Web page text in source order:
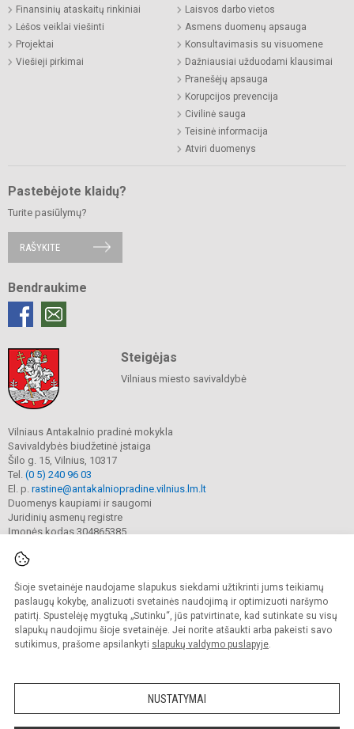
Šioje svetainėje naudojame slapukus siekdami užtikrinti jums teikiamų
paslaugų kokybę, analizuoti svetainės naudojimą ir optimizuoti naršymo
patirtį. Spustelėję mygtuką „Sutinku“, jūs patvirtinate, kad sutinkate su visų
slapukų naudojimu šioje svetainėje. Jei norite atšaukti arba pakeisti savo
sutikimus, prašome apsilankyti slapukų valdymo puslapyje.
NUSTATYMAI
Finansinių ataskaitų rinkiniai
Lėšos veiklai viešinti
Projektai
Viešieji pirkimai
Laisvos darbo vietos
Asmens duomenų apsauga
Konsultavimasis su visuomene
Dažniausiai užduodami klausimai
Pranešėjų apsauga
Korupcijos prevencija
Civilinė sauga
Teisinė informacija
Atviri duomenys
Pastebėjote klaidų?
Turite pasiūlymų?
RAŠYKITE
Bendraukime
Steigėjas
Vilniaus miesto savivaldybė
Vilniaus Antakalnio pradinė mokykla
Savivaldybės biudžetinė įstaiga
Šilo g. 15, Vilnius, 10317
Tel. (0 5) 240 96 03
El. p. rastine@antakalniopradine.vilnius.lm.lt
Duomenys kaupiami ir saugomi
Juridinių asmenų registre
Įmonės kodas 304865385
© 2023. Vilniaus Antakalnio pradinė mokykla. Visos teisės saugomos.
Kopijuoti turinį be raštiško gimnazijos sutikimo griežtai draudžiama.
Prieinamumo paraiška Slapukų valdymas
Sumanus būdas atnaujinti